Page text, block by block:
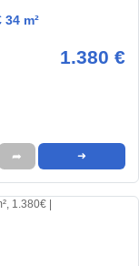
m²
1.380 €
➦ ➜